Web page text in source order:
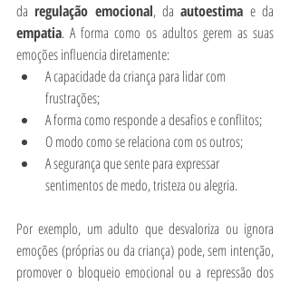
da regulação emocional, da autoestima
empatia. A forma como os adultos gerem as suas
emoções influencia diretamente:
A capacidade da criança para lidar com
frustrações;
A forma como responde a desafios e conflitos;
O modo como se relaciona com os outros;
A segurança que sente para expressar
sentimentos de medo, tristeza ou alegria.
Por exemplo, um adulto que desvaloriza ou ignora
emoções (próprias ou da criança) pode, sem intenção,
promover o bloqueio emocional ou a repressão dos